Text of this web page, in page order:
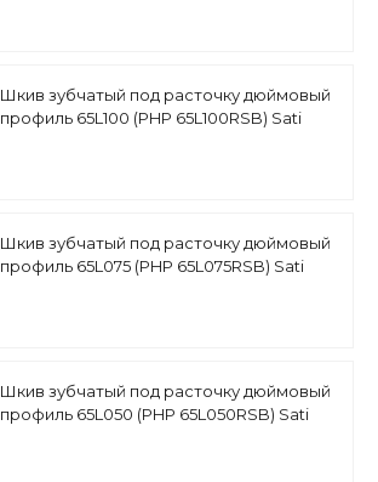
Шкив зубчатый под расточку дюймовый
профиль 65L100 (PHP 65L100RSB) Sati
Шкив зубчатый под расточку дюймовый
профиль 65L075 (PHP 65L075RSB) Sati
Шкив зубчатый под расточку дюймовый
профиль 65L050 (PHP 65L050RSB) Sati